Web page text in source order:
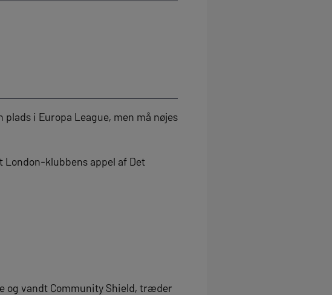
i Europa League, men må nøjes
London-klubbens appel af Det
og vandt Community Shield, træder